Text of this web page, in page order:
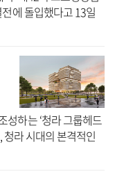
에 돌입했다고 13일
로 42회째를 맞은 교
성하는 ‘청라 그룹헤드
청라 시대의 본격적인
따르면 앞서 그룹은